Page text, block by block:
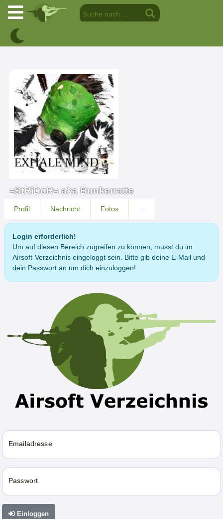
=StRiDoR= aka Bunkerratte
Profil Nachricht Fotos
Login erforderlich!
Um auf diesen Bereich zugreifen zu können, musst du im
Airsoft-Verzeichnis eingeloggt sein. Bitte gib deine E-Mail und
dein Passwort an um dich einzuloggen!
Emailadresse
Passwort
Einloggen